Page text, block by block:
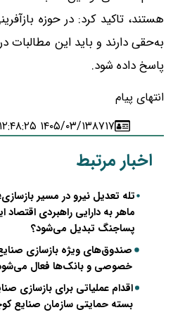
هستند، تاکید کرد: در حوزه
به‌حقی دارند و باید این مطالبات
پاسخ داده شود.
انتهای پیام
۸۷۱۷۱۴۰۵/۰۳/۱۳ ۱۲:۴۸:۲۵
اخبار مرتبط
تله تعدیل نیرو در مسیر
ماهر به دارایی راهبردی اقتصاد
پساجنگ تبدیل می‌شود؟
صندوق‌های ویژه بازسازی
خصوصی و بانک‌ها فعال
اقدام عملیاتی برای بازسازی
بسته حمایتی سازمان صنایع